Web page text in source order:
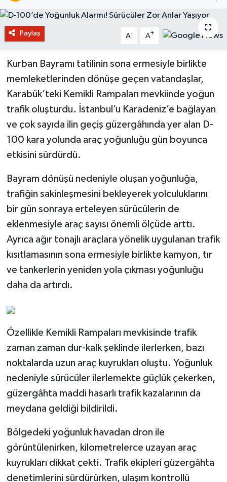
Paylaş A- A+
Kurban Bayramı tatilinin sona ermesiyle birlikte
memleketlerinden dönüşe geçen vatandaşlar,
Karabük’teki Kemikli Rampaları mevkiinde yoğun
trafik oluşturdu. İstanbul’u Karadeniz’e bağlayan
ve çok sayıda ilin geçiş güzergâhında yer alan D-
100 kara yolunda araç yoğunluğu gün boyunca
etkisini sürdürdü.
Bayram dönüşü nedeniyle oluşan yoğunluğa,
trafiğin sakinleşmesini bekleyerek yolculuklarını
bir gün sonraya erteleyen sürücülerin de
eklenmesiyle araç sayısı önemli ölçüde arttı.
Ayrıca ağır tonajlı araçlara yönelik uygulanan trafik
kısıtlamasının sona ermesiyle birlikte kamyon, tır
ve tankerlerin yeniden yola çıkması yoğunluğu
daha da artırdı.
Özellikle Kemikli Rampaları mevkisinde trafik
zaman zaman dur-kalk şeklinde ilerlerken, bazı
noktalarda uzun araç kuyrukları oluştu. Yoğunluk
nedeniyle sürücüler ilerlemekte güçlük çekerken,
güzergâhta maddi hasarlı trafik kazalarının da
meydana geldiği bildirildi.
Bölgedeki yoğunluk havadan dron ile
görüntülenirken, kilometrelerce uzayan araç
kuyrukları dikkat çekti. Trafik ekipleri güzergâhta
denetimlerini sürdürürken, ulaşım kontrollü